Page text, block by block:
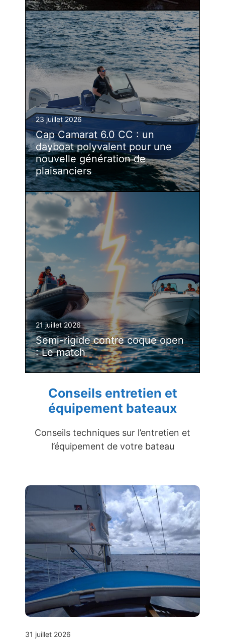
23 juillet 2026
Cap Camarat 6.0 CC : un
dayboat polyvalent pour une
nouvelle génération de
plaisanciers
21 juillet 2026
Semi-rigide contre coque open
: Le match
Conseils entretien et
équipement bateaux
Conseils techniques sur l’entretien et
l’équipement de votre bateau
31 juillet 2026